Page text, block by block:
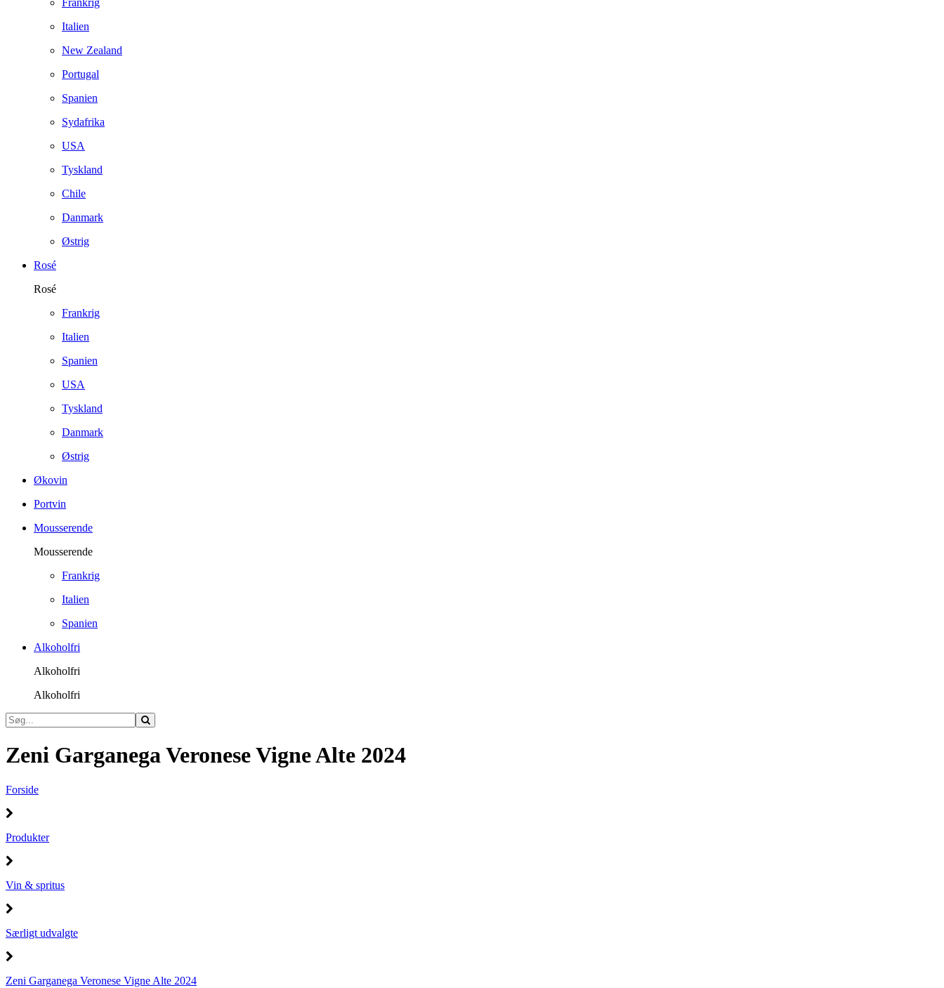
Frankrig
Italien
New Zealand
Portugal
Spanien
Sydafrika
USA
Tyskland
Chile
Danmark
Østrig
Rosé
Rosé
Frankrig
Italien
Spanien
USA
Tyskland
Danmark
Østrig
Økovin
Portvin
Mousserende
Mousserende
Frankrig
Italien
Spanien
Alkoholfri
Alkoholfri
Alkoholfri
Zeni Garganega Veronese Vigne Alte 2024
Forside
Produkter
Vin & spritus
Særligt udvalgte
Zeni Garganega Veronese Vigne Alte 2024